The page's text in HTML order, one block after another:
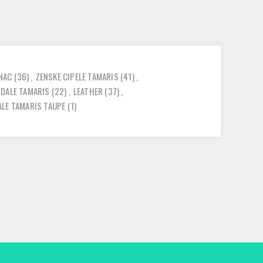
(36), ZENSKE CIPELE TAMARIS (41),
TAMARIS (22) , LEATHER (37),
TAMARIS TAUPE (1)